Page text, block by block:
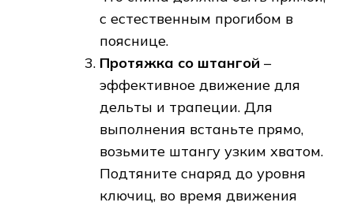
с естественным прогибом в
пояснице.
Протяжка со штангой –
эффективное движение для
дельты и трапеции. Для
выполнения встаньте прямо,
возьмите штангу узким хватом.
Подтяните снаряд до уровня
ключиц, во время движения